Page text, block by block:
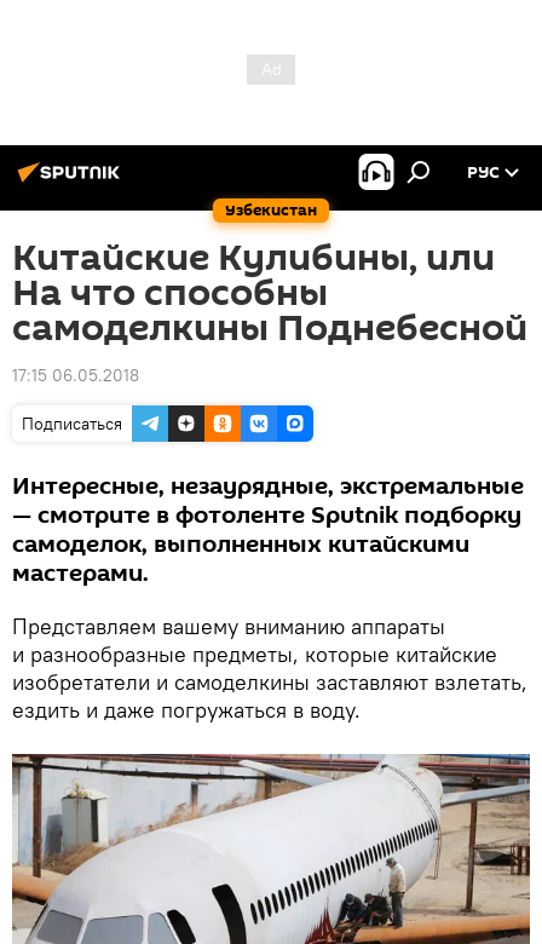
Узбекистан
РУС
Китайские Кулибины, или
На что способны
самоделкины Поднебесной
17:15 06.05.2018
Подписаться
Интересные, незаурядные, экстремальные
— смотрите в фотоленте Sputnik подборку
самоделок, выполненных китайскими
мастерами.
Представляем вашему вниманию аппараты
и разнообразные предметы, которые китайские
изобретатели и самоделкины заставляют взлетать,
ездить и даже погружаться в воду.